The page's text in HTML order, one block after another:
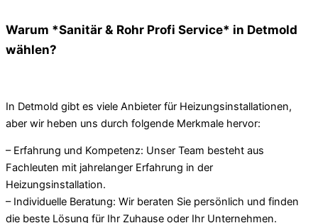
Warum *Sanitär & Rohr Profi Service* in Detmold
wählen?
In Detmold gibt es viele Anbieter für Heizungsinstallationen,
aber wir heben uns durch folgende Merkmale hervor:
– Erfahrung und Kompetenz: Unser Team besteht aus
Fachleuten mit jahrelanger Erfahrung in der
Heizungsinstallation.
– Individuelle Beratung: Wir beraten Sie persönlich und finden
die beste Lösung für Ihr Zuhause oder Ihr Unternehmen.